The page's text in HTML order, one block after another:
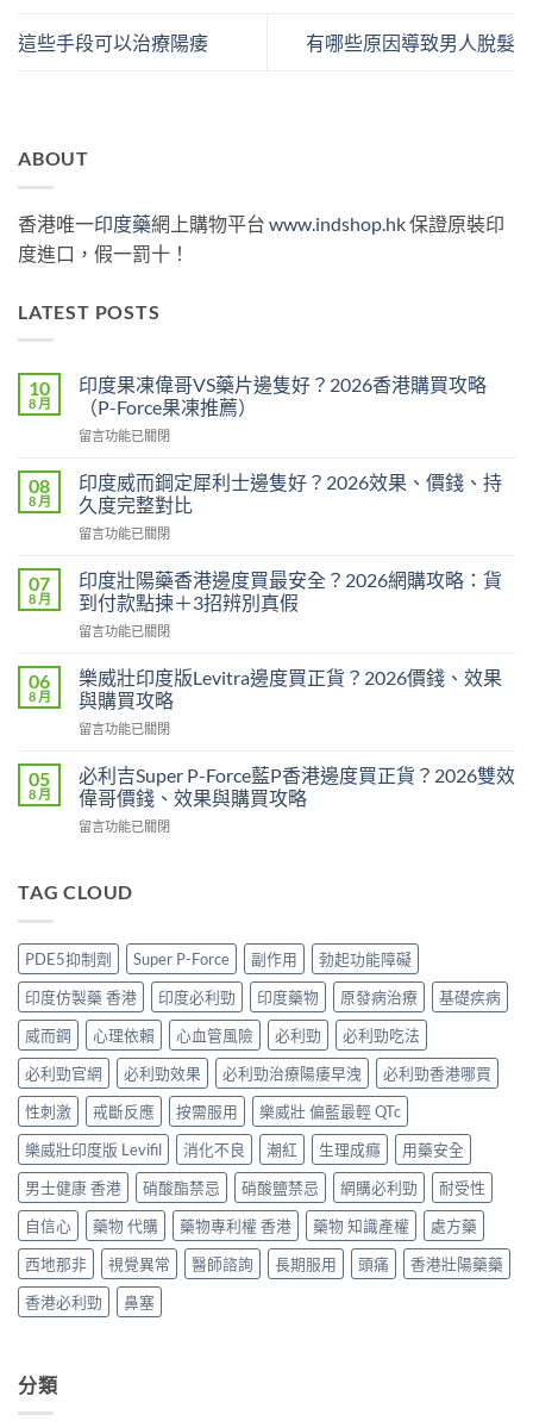
這些手段可以治療陽痿 有哪些原因導致男人脫髮
ABOUT
香港唯一印度藥網上購物平台 www.indshop.hk保證原裝印
度進口，假一罰十！
LATEST POSTS
10
8 月
印度果凍偉哥VS藥片邊隻好？2026香港購買攻略
（P-Force果凍推薦）
在
度
果
凍
偉
VS
藥
片
邊
好？
2026
港
買
攻
略
凍
薦）〉
中
留言功能已關閉
08
8 月
印度威而鋼定犀利士邊隻好？2026效果、價錢、持
久度完整對比
在
度
威
而
鋼
犀
利
士
邊
好？
2026
果、
持
完
整
對
比〉
留言功能已關閉
07
8 月
印度壯陽藥香港邊度買最安全？2026網購攻略：貨
到付款點揀＋3招辨別真假
在
度
壯
陽
藥
港
邊
度
買
全？
購
攻
略：
貨
付
款
點
＋
3
招
辨
別
真
假〉
中
留言功能已關閉
06
8 月
樂威壯印度版Levitra邊度買正貨？2026價錢、效果
與購買攻略
在
威
壯
印
度
邊
正
貨？
2026
價
錢、
效
果
與
買
攻
略〉
中
留言功能已關閉
05
8 月
必利吉Super P-Force藍P香港邊度買正貨？2026雙效
偉哥價錢、效果與購買攻略
在
吉
Force
藍
P
香
港
邊
度
買
貨？
2026
雙
效
偉
價
錢、
效
果
留言功能已關閉
TAG CLOUD
PDE5抑制劑 Super P-Force 副作用
勃起功能障礙
印度仿製藥 香港
印度必利勁 印度藥物 原發病治療
基礎疾病
威而鋼
心理依賴 心血管風險 必利勁
必利勁吃法
必利勁官網
必利勁效果 必利勁治療陽痿早洩
必利勁香港哪買
性刺激
戒斷反應 按需服用
樂威壯 偏藍最輕 QTc
樂威壯印度版 Levifil
消化不良 潮紅 生理成癮
用藥安全
男士健康 香港
硝酸酯禁忌 硝酸鹽禁忌 網購必利勁
耐受性
自信心
藥物 代購 藥物專利權 香港 藥物 知識產權
處方藥
西地那非
視覺異常 醫師諮詢 長期服用 頭痛
香港壯陽藥藥
香港必利勁
鼻塞
分類